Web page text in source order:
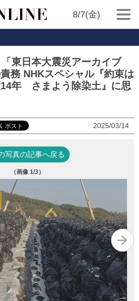
8/7(金)
東日本大震災アーカイブ
務 NHKスペシャル『約束は
年 さまよう除染土』に思
2025/03/14
写真の記事へ戻る
（画像 1/3）